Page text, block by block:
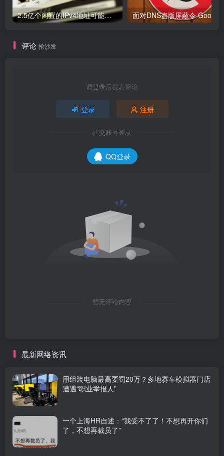
2.5亿个闲置的IPv4地址可能被释放，但仍面临重重阻碍
评论 抢沙发
请登录后发表评论
登录 注册
社交账号登录
QQ登录
暂无评论内容
最新网络资讯
用组装电脑最高要罚20万？多地赛车模拟器门店
遭遇“职业举报人”
一个上海HR自述：“我受不了了！不想再开你们
了，不想再裁员了”